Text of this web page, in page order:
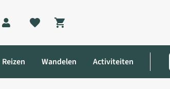
Shopping cart
Reizen Wandelen Activiteiten